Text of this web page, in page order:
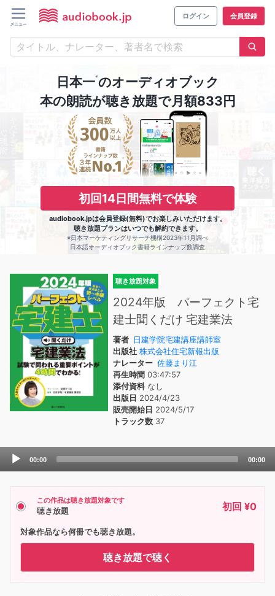
ログイン 会員登録
日本一※のオーディオブック
本の朗読が聴き放題で月額833円
初回14日間無料で体験
audiobook.jpは会員登録(無料)でお楽しみいただけます。
聴き放題プランはいつでも解約できます。
※日本マーケティングリサーチ機構2023年11月調べ
日本語オーディオブック書籍ラインナップ数調査
聴き放題対象
2024年版 パーフェクト宅
建士聞くだけ 宅建業法
著者 日建学院宅建講座講師室
出版社 株式会社住宅新報出版
ナレーター 佐藤まり江
再生時間 03:47:57
添付資料なし
出版日 2024/4/23
販売開始日 2024/5/17
トラック数 37
Audio
00:00 00:00
この作品は聴き放題対象です
聴き放題 初回 ¥0
対象作品なら何冊でも聴き放題。
聴き放題で聴く